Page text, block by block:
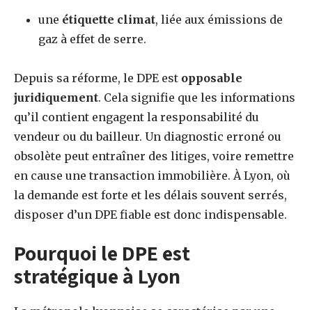
une étiquette climat, liée aux émissions de
gaz à effet de serre.
Depuis sa réforme, le DPE est opposable
juridiquement. Cela signifie que les informations
qu’il contient engagent la responsabilité du
vendeur ou du bailleur. Un diagnostic erroné ou
obsolète peut entraîner des litiges, voire remettre
en cause une transaction immobilière. À Lyon, où
la demande est forte et les délais souvent serrés,
disposer d’un DPE fiable est donc indispensable.
Pourquoi le DPE est
stratégique à Lyon